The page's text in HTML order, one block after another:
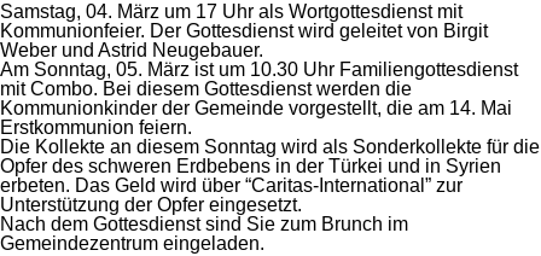
Samstag, 04. März um 17 Uhr als Wortgottesdienst mit
Kommunionfeier. Der Gottesdienst wird geleitet von Birgit
Weber und Astrid Neugebauer.
Am Sonntag, 05. März ist um 10.30 Uhr Familiengottesdienst
mit Combo. Bei diesem Gottesdienst werden die
Kommunionkinder der Gemeinde vorgestellt, die am 14. Mai
Erstkommunion feiern.
Die Kollekte an diesem Sonntag wird als Sonderkollekte für die
Opfer des schweren Erdbebens in der Türkei und in Syrien
erbeten. Das Geld wird über “Caritas-International” zur
Unterstützung der Opfer eingesetzt.
Nach dem Gottesdienst sind Sie zum Brunch im
Gemeindezentrum eingeladen.